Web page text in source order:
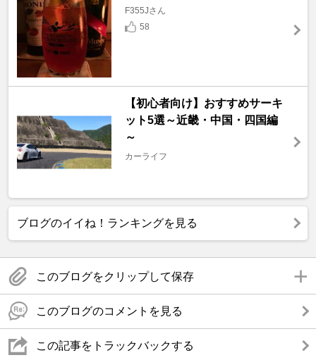
F355Jさん
58
【初心者向け】おすすめサーキ
ット5選～近畿・中国・四国編
～
カーライフ
ブログのイイね！ランキングを見る
このブログをクリップして保存
このブログのコメントを見る
この記事をトラックバックする